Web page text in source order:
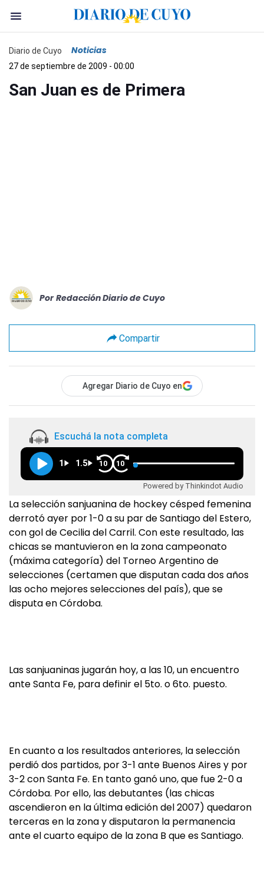
Diario de Cuyo Noticias
27 de septiembre de 2009 - 00:00
San Juan es de Primera
Por Redacción Diario de Cuyo
Compartir
Agregar Diario de Cuyo en
Escuchá la nota completa
1 1.5 10 10
Powered by Thinkindot Audio
La selección sanjuanina de hockey césped femenina
derrotó ayer por 1-0 a su par de Santiago del Estero,
con gol de Cecilia del Carril. Con este resultado, las
chicas se mantuvieron en la zona campeonato
(máxima categoría) del Torneo Argentino de
selecciones (certamen que disputan cada dos años
las ocho mejores selecciones del país), que se
disputa en Córdoba.
Las sanjuaninas jugarán hoy, a las 10, un encuentro
ante Santa Fe, para definir el 5to. o 6to. puesto.
En cuanto a los resultados anteriores, la selección
perdió dos partidos, por 3-1 ante Buenos Aires y por
3-2 con Santa Fe. En tanto ganó uno, que fue 2-0 a
Córdoba. Por ello, las debutantes (las chicas
ascendieron en la última edición del 2007) quedaron
terceras en la zona y disputaron la permanencia
ante el cuarto equipo de la zona B que es Santiago.